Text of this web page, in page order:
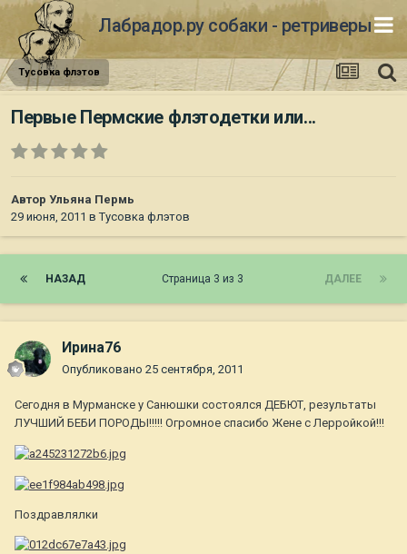
Лабрадор.ру собаки - ретриверы
Тусовка флэтов
Первые Пермские флэтодетки или...
Автор Ульяна Пермь
29 июня, 2011 вТусовка флэтов
НАЗАД ДАЛЕЕ
Страница 3 из 3
Ирина76
Опубликовано 25 сентября, 2011
Сегодня в Мурманске у Санюшки состоялся ДЕБЮТ, результаты
ЛУЧШИЙ БЕБИ ПОРОДЫ!!!!! Огромное спасибо Жене с Лерройкой!!!
Поздравлялки